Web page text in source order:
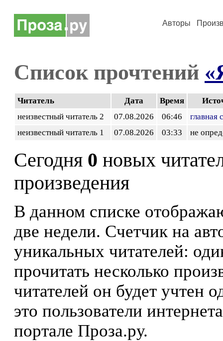
Авторы
Список прочтений
Читатель Дата Время
неизвестный читатель 2
07.08.2026 06:46
главная
неизвестный читатель 1
07.08.2026 03:33 не
Сегодня 0 новых
произведения
В данном списке
две недели. Счетчик на
уникальных читателей:
прочитать несколько
читателей он будет учтен
это пользователи
портале Проза.ру.